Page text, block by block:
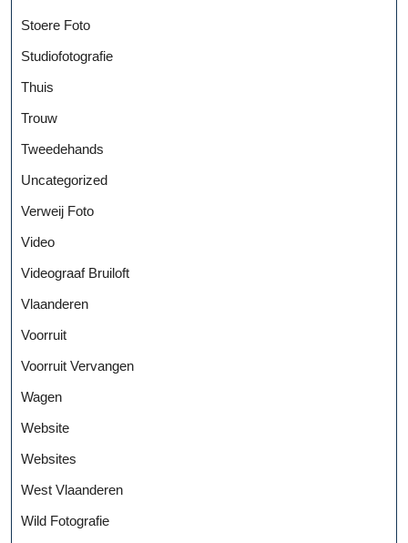
Stoere Foto
Studiofotografie
Thuis
Trouw
Tweedehands
Uncategorized
Verweij Foto
Video
Videograaf Bruiloft
Vlaanderen
Voorruit
Voorruit Vervangen
Wagen
Website
Websites
West Vlaanderen
Wild Fotografie